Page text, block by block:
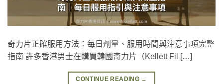
奇力片正確服用方法：每日劑量、服用時間與注意事項完整
指南 許多香港男士在購買韓國奇力片（Kellett Fil […]
CONTINUE READING →